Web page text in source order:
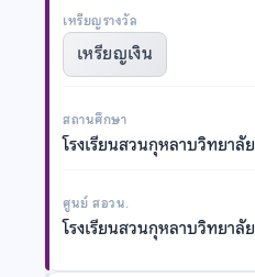
เหรียญรางวัล
เหรียญเงิน
สถานศึกษา
โรงเรียนสวนกุหลาบวิทยาลัย
ศูนย์ สอวน.
โรงเรียนสวนกุหลาบวิทยาลัย